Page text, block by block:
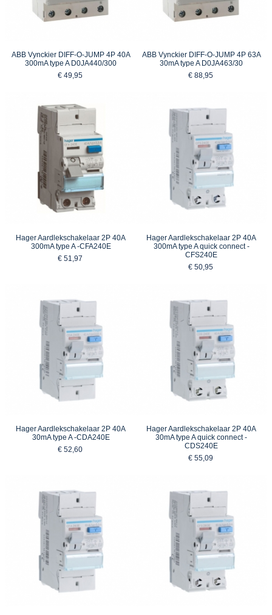
ABB Vynckier DIFF-O-JUMP 4P 40A
300mA type A D0JA440/300
€ 49,95
ABB Vynckier DIFF-O-JUMP 4P 63A
30mA type A D0JA463/30
€ 88,95
Hager Aardlekschakelaar 2P 40A
300mA type A -CFA240E
€ 51,97
Hager Aardlekschakelaar 2P 40A
300mA type A quick connect -
CFS240E
€ 50,95
Hager Aardlekschakelaar 2P 40A
30mA type A -CDA240E
€ 52,60
Hager Aardlekschakelaar 2P 40A
30mA type A quick connect -
CDS240E
€ 55,09